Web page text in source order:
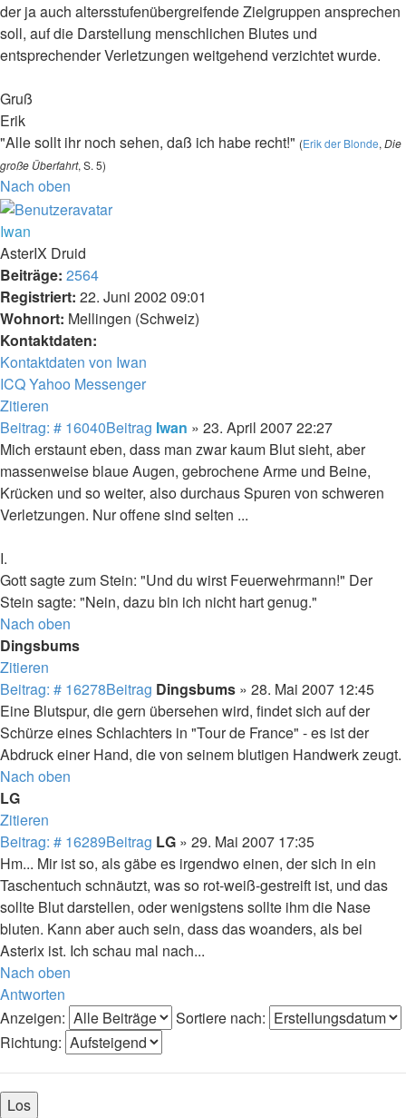
der ja auch altersstufenübergreifende Zielgruppen ansprechen
soll, auf die Darstellung menschlichen Blutes und
entsprechender Verletzungen weitgehend verzichtet wurde.
Gruß
Erik
"Alle sollt ihr noch sehen, daß ich habe recht!" (Erik der Blonde,Die
große Überfahrt, S. 5)
Nach oben
Iwan
AsterIX Druid
Beiträge: 2564
Registriert: 22. Juni 2002 09:01
Wohnort: Mellingen (Schweiz)
Kontaktdaten:
Kontaktdaten von Iwan
ICQYahoo Messenger
Zitieren
Beitrag: # 16040Beitrag Iwan » 23. April 2007 22:27
Mich erstaunt eben, dass man zwar kaum Blut sieht, aber
massenweise blaue Augen, gebrochene Arme und Beine,
Krücken und so weiter, also durchaus Spuren von schweren
Verletzungen. Nur offene sind selten ...
I.
Gott sagte zum Stein: "Und du wirst Feuerwehrmann!" Der
Stein sagte: "Nein, dazu bin ich nicht hart genug."
Nach oben
Dingsbums
Zitieren
Beitrag: # 16278Beitrag Dingsbums » 28. Mai 2007 12:45
Eine Blutspur, die gern übersehen wird, findet sich auf der
Schürze eines Schlachters in "Tour de France" - es ist der
Abdruck einer Hand, die von seinem blutigen Handwerk zeugt.
Nach oben
LG
Zitieren
Beitrag: # 16289Beitrag LG » 29. Mai 2007 17:35
Hm... Mir ist so, als gäbe es irgendwo einen, der sich in ein
Taschentuch schnäutzt, was so rot-weiß-gestreift ist, und das
sollte Blut darstellen, oder wenigstens sollte ihm die Nase
bluten. Kann aber auch sein, dass das woanders, als bei
Asterix ist. Ich schau mal nach...
Nach oben
Antworten
Anzeigen:
Sortiere nach:
Richtung: